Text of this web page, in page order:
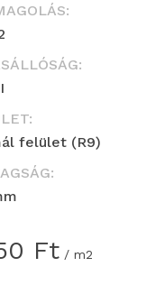
felület (R9)
Ft / m2